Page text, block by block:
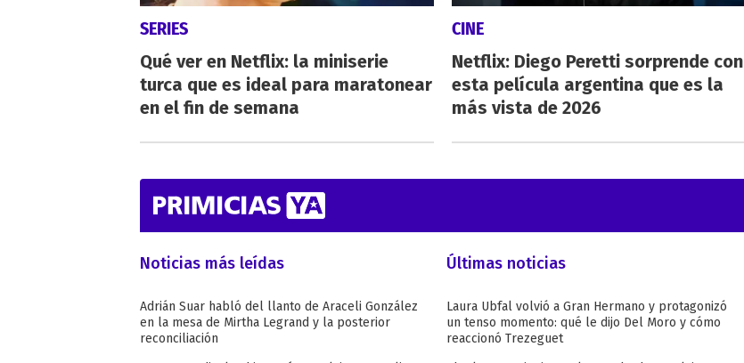
SERIES
Qué ver en Netflix: la miniserie
turca que es ideal para maratonear
en el fin de semana
CINE
Netflix: Diego Peretti sorprende con
esta película argentina que es la
más vista de 2026
Noticias más leídas
Adrián Suar habló del llanto de Araceli González
en la mesa de Mirtha Legrand y la posterior
reconciliación
Últimas noticias
Laura Ubfal volvió a Gran Hermano y protagonizó
un tenso momento: qué le dijo Del Moro y cómo
reaccionó Trezeguet